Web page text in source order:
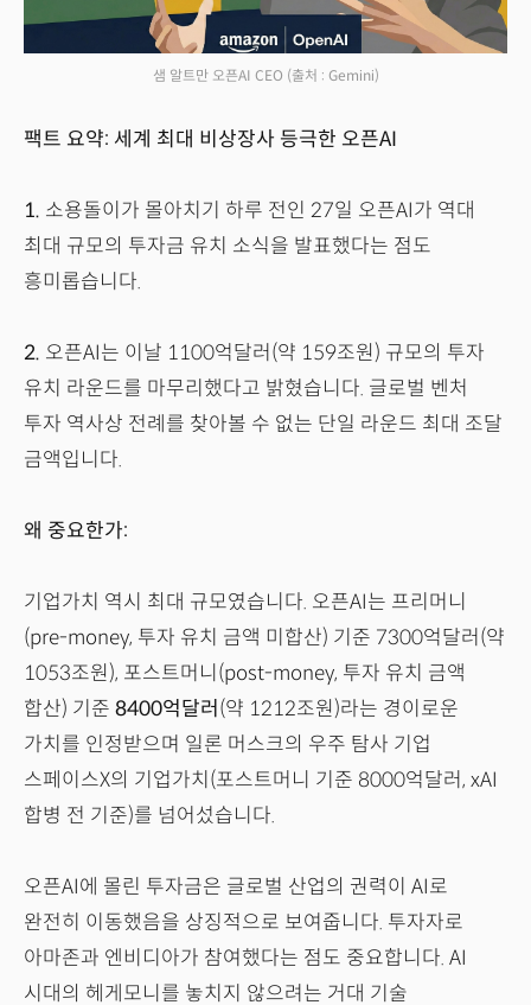
샘 알트만 오픈AI CEO (출처 : Gemini)
팩트 요약: 세계 최대 비상장사 등극한 오픈AI
1. 소용돌이가 몰아치기 하루 전인 27일 오픈AI가 역대
최대 규모의 투자금 유치 소식을 발표했다는 점도
흥미롭습니다.
2. 오픈AI는 이날 1100억달러(약 159조원) 규모의 투자
유치 라운드를 마무리했다고 밝혔습니다. 글로벌 벤처
투자 역사상 전례를 찾아볼 수 없는 단일 라운드 최대 조달
금액입니다.
왜 중요한가:
기업가치 역시 최대 규모였습니다. 오픈AI는 프리머니
(pre-money, 투자 유치 금액 미합산) 기준 7300억달러(약
1053조원), 포스트머니(post-money, 투자 유치 금액
합산) 기준 8400억달러 (약 1212조원)라는 경이로운
가치를 인정받으며 일론 머스크의 우주 탐사 기업
스페이스X의 기업가치(포스트머니 기준 8000억달러, xAI
합병 전 기준)를 넘어섰습니다.
오픈AI에 몰린 투자금은 글로벌 산업의 권력이 AI로
완전히 이동했음을 상징적으로 보여줍니다. 투자자로
아마존과 엔비디아가 참여했다는 점도 중요합니다. AI
시대의 헤게모니를 놓치지 않으려는 거대 기술